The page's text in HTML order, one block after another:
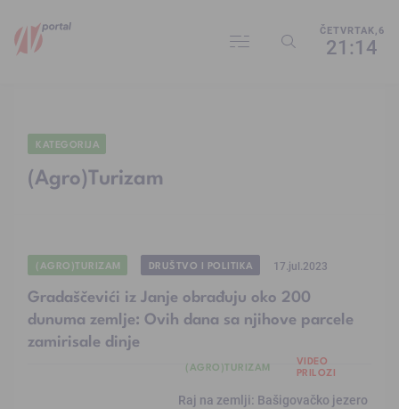
ČETVRTAK,6
21:14
KATEGORIJA
(Agro)Turizam
(AGRO)TURIZAM DRUŠTVO I POLITIKA 17.jul.2023
Gradaščevići iz Janje obrađuju oko 200
dunuma zemlje: Ovih dana sa njihove parcele
zamirisale dinje
(AGRO)TURIZAM
VIDEO
PRILOZI
Raj na zemlji: Bašigovačko jezero